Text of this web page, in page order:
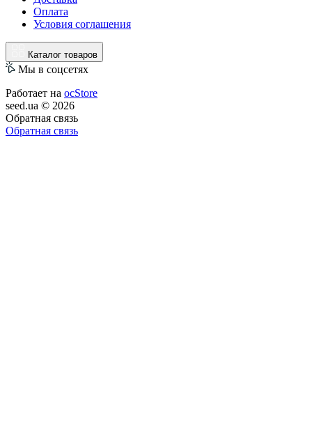
Оплата
Условия соглашения
Каталог товаров
Мы в соцсетях
Работает на ocStore
seed.ua © 2026
Обратная связь
Обратная связь